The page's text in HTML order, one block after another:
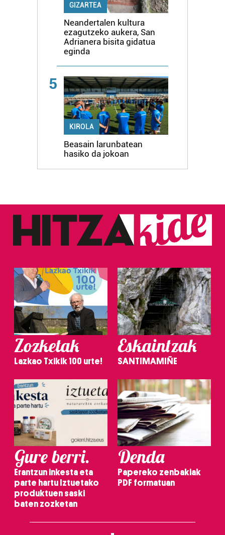
GIZARTEA
Neandertalen kultura
ezagutzeko aukera, San
Adrianera bisita gidatua
eginda
5
KIROLA
Beasain larunbatean
hasiko da jokoan
Zozketak
Lazkao Txikik 100 urte!
Eskaintzak
SANTIMAMIÑE
Gure berri.
Erantzun inkesta eta
parte hartu Iztuetako
produktuen saski
baten zozketan
Denda
Papereko zenbakiak
PDF formatuan